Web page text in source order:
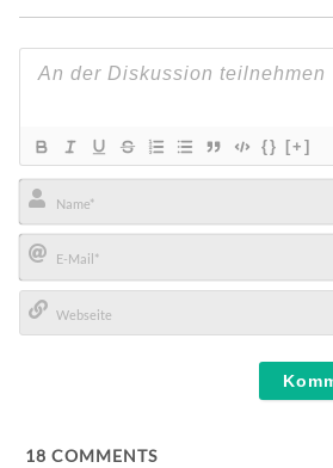
{} [+]
Name*
E-
Mail*
18 COMMENTS